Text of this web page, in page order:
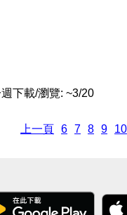
下載/瀏覽: ~3/20
上一頁 6 7 8 9 10